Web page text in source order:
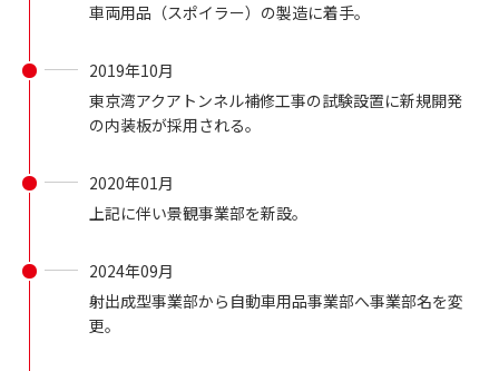
車両用品（スポイラー）の製造に着手。
2019年10月
東京湾アクアトンネル補修工事の試験設置に新規開発
の内装板が採用される。
2020年01月
上記に伴い景観事業部を新設。
2024年09月
射出成型事業部から自動車用品事業部へ事業部名を変
更。